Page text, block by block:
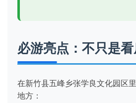
必游亮点：不只是
在新竹县五峰乡张学良文化园区
地方：